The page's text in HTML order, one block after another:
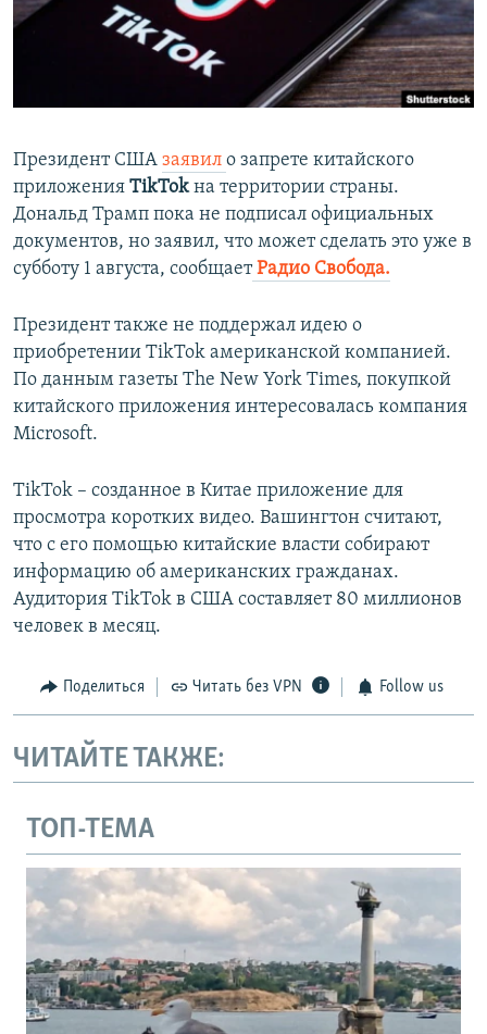
ПОБЕДИТЕЛЕЙ НЕ СУДЯТ?
КРЫМ.НЕПОКОРЕННЫЙ
ПРИСОЕДИНЯЙТЕСЬ!
Все сайты RFE/RL
Президент США заявил о запрете китайского
приложения TikTokна территории страны.
Дональд Трамп пока не подписал официальных
документов, но заявил, что может сделать это уже в
субботу 1 августа, сообщаетРадио Свобода.
Президент также не поддержал идею о
приобретении TikTok американской компанией.
По данным газеты The New York Times, покупкой
китайского приложения интересовалась компания
Microsoft.​
TikTok – созданное в Китае приложение для
просмотра коротких видео. Вашингтон считают,
что с его помощью китайские власти собирают
информацию об американских гражданах.
Аудитория TikTok в США составляет 80 миллионов
человек в месяц.
Поделиться Читать без VPN Follow us
ЧИТАЙТЕ ТАКЖЕ:
ТОП-ТЕМА